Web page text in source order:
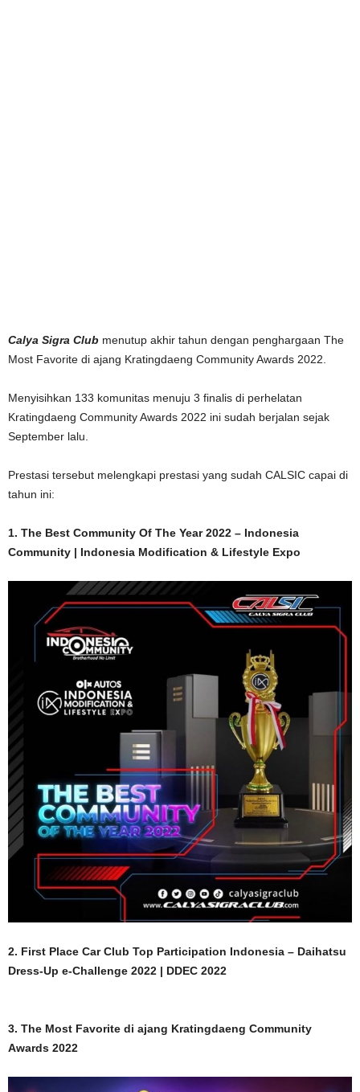
Calya Sigra Club menutup akhir tahun dengan penghargaan The
Most Favorite di ajang Kratingdaeng Community Awards 2022.
Menyisihkan 133 komunitas menuju 3 finalis di perhelatan
Kratingdaeng Community Awards 2022 ini sudah berjalan sejak
September lalu.
Prestasi tersebut melengkapi prestasi yang sudah CALSIC capai di
tahun ini:
1. The Best Community Of The Year 2022 – Indonesia
Community | Indonesia Modification & Lifestyle Expo
2. First Place Car Club Top Participation Indonesia – Daihatsu
Dress-Up e-Challenge 2022 | DDEC 2022
3. The Most Favorite di ajang Kratingdaeng Community
Awards 2022